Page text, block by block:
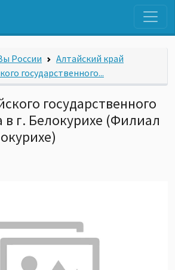
России
Алтайский край
государственного...
государственного
в г. Белокурихе (Филиал